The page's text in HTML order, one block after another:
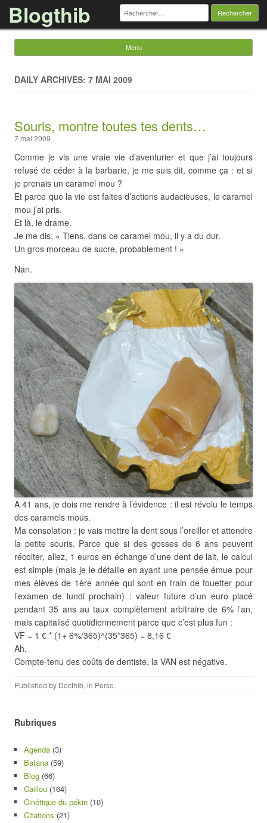
Blogthib Rechercher :
Menu
DAILY ARCHIVES: 7 MAI 2009
Souris, montre toutes tes dents…
7 mai 2009
Comme je vis une vraie vie d’aventurier et que j’ai toujours
refusé de céder à la barbarie, je me suis dit, comme ça : et si
je prenais un caramel mou ?
Et parce que la vie est faites d’actions audacieuses, le caramel
mou j’ai pris.
Et là, le drame.
Je me dis, « Tiens, dans ce caramel mou, il y a du dur.
Un gros morceau de sucre, probablement ! »
Nan.
A 41 ans, je dois me rendre à l’évidence : il est révolu le temps
des caramels mous.
Ma consolation : je vais mettre la dent sous l’oreiller et attendre
la petite souris. Parce que si des gosses de 6 ans peuvent
récolter, allez, 1 euros en échange d’une dent de lait, le calcul
est simple (mais je le détaille en ayant une pensée émue pour
mes élèves de 1ère année qui sont en train de fouetter pour
l’examen de lundi prochain) : valeur future d’un euro placé
pendant 35 ans au taux complètement arbitraire de 6% l’an,
mais capitalisé quotidiennement parce que c’est plus fun :
VF = 1 € * (1+ 6%/365)^(35*365) = 8,16 €
Ah.
Compte-tenu des coûts de dentiste, la VAN est négative.
Published by Docthib, in Perso.
Rubriques
Agenda (3)
Batana (59)
Blog (66)
Caillou (164)
Cinétique du pékin (10)
Citations (21)